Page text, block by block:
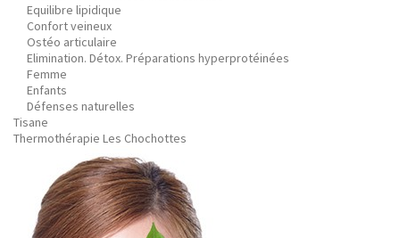
Equilibre lipidique
Confort veineux
Ostéo articulaire
Elimination. Détox. Préparations hyperprotéinées
Femme
Enfants
Défenses naturelles
Tisane
Thermothérapie Les Chochottes